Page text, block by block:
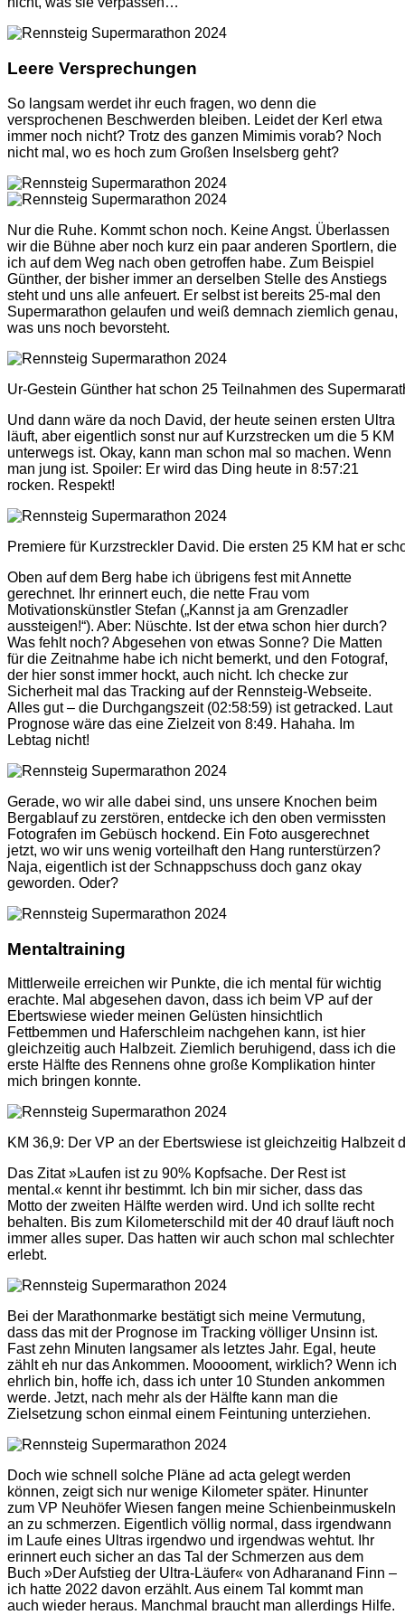
Leere Versprechungen
So langsam werdet ihr euch fragen, wo denn die
versprochenen Beschwerden bleiben. Leidet der Kerl etwa
immer noch nicht? Trotz des ganzen Mimimis vorab? Noch
nicht mal, wo es hoch zum Großen Inselsberg geht?
Nur die Ruhe. Kommt schon noch. Keine Angst. Überlassen
wir die Bühne aber noch kurz ein paar anderen Sportlern, die
ich auf dem Weg nach oben getroffen habe. Zum Beispiel
Günther, der bisher immer an derselben Stelle des Anstiegs
steht und uns alle anfeuert. Er selbst ist bereits 25-mal den
Supermarathon gelaufen und weiß demnach ziemlich genau,
was uns noch bevorsteht.
Ur-Gestein Günther hat schon 25 Teilnahmen des
Und dann wäre da noch David, der heute seinen ersten Ultra
läuft, aber eigentlich sonst nur auf Kurzstrecken um die 5 KM
unterwegs ist. Okay, kann man schon mal so machen. Wenn
man jung ist. Spoiler: Er wird das Ding heute in 8:57:21
rocken. Respekt!
Premiere für Kurzstreckler David. Die ersten 25 KM hat er
Oben auf dem Berg habe ich übrigens fest mit Annette
gerechnet. Ihr erinnert euch, die nette Frau vom
Motivationskünstler Stefan („Kannst ja am Grenzadler
aussteigen!“). Aber: Nüschte. Ist der etwa schon hier durch?
Was fehlt noch? Abgesehen von etwas Sonne? Die Matten
für die Zeitnahme habe ich nicht bemerkt, und den Fotograf,
der hier sonst immer hockt, auch nicht. Ich checke zur
Sicherheit mal das Tracking auf der Rennsteig-Webseite.
Alles gut – die Durchgangszeit (02:58:59) ist getracked. Laut
Prognose wäre das eine Zielzeit von 8:49. Hahaha. Im
Lebtag nicht!
Gerade, wo wir alle dabei sind, uns unsere Knochen beim
Bergablauf zu zerstören, entdecke ich den oben vermissten
Fotografen im Gebüsch hockend. Ein Foto ausgerechnet
jetzt, wo wir uns wenig vorteilhaft den Hang runterstürzen?
Naja, eigentlich ist der Schnappschuss doch ganz okay
geworden. Oder?
Mentaltraining
Mittlerweile erreichen wir Punkte, die ich mental für wichtig
erachte. Mal abgesehen davon, dass ich beim VP auf der
Ebertswiese wieder meinen Gelüsten hinsichtlich
Fettbemmen und Haferschleim nachgehen kann, ist hier
gleichzeitig auch Halbzeit. Ziemlich beruhigend, dass ich die
erste Hälfte des Rennens ohne große Komplikation hinter
mich bringen konnte.
KM 36,9: Der VP an der Ebertswiese ist gleichzeitig Halbzeit
Das Zitat »Laufen ist zu 90% Kopfsache. Der Rest ist
mental.« kennt ihr bestimmt. Ich bin mir sicher, dass das
Motto der zweiten Hälfte werden wird. Und ich sollte recht
behalten. Bis zum Kilometerschild mit der 40 drauf läuft noch
immer alles super. Das hatten wir auch schon mal schlechter
erlebt.
Bei der Marathonmarke bestätigt sich meine Vermutung,
dass das mit der Prognose im Tracking völliger Unsinn ist.
Fast zehn Minuten langsamer als letztes Jahr. Egal, heute
zählt eh nur das Ankommen. Mooooment, wirklich? Wenn ich
ehrlich bin, hoffe ich, dass ich unter 10 Stunden ankommen
werde. Jetzt, nach mehr als der Hälfte kann man die
Zielsetzung schon einmal einem Feintuning unterziehen.
Doch wie schnell solche Pläne ad acta gelegt werden
können, zeigt sich nur wenige Kilometer später. Hinunter
zum VP Neuhöfer Wiesen fangen meine Schienbeinmuskeln
an zu schmerzen. Eigentlich völlig normal, dass irgendwann
im Laufe eines Ultras irgendwo und irgendwas wehtut. Ihr
erinnert euch sicher an das Tal der Schmerzen aus dem
Buch »Der Aufstieg der Ultra-Läufer« von Adharanand Finn –
ich hatte 2022 davon erzählt. Aus einem Tal kommt man
auch wieder heraus. Manchmal braucht man allerdings Hilfe.